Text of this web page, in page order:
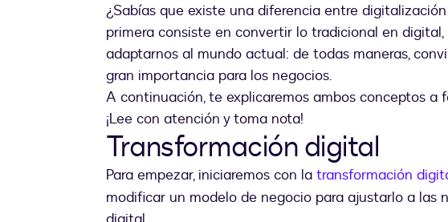
un
¿Sabías que existe una diferencia entre
primera consiste en convertir lo tradicional en
adaptarnos al mundo actual: de todas maneras,
gran importancia para los negocios.
A continuación, te explicaremos ambos conceptos a
¡Lee con atención y toma nota!
Transformación digital
Para empezar, iniciaremos con la transformación
modificar un modelo de negocio para ajustarlo a las